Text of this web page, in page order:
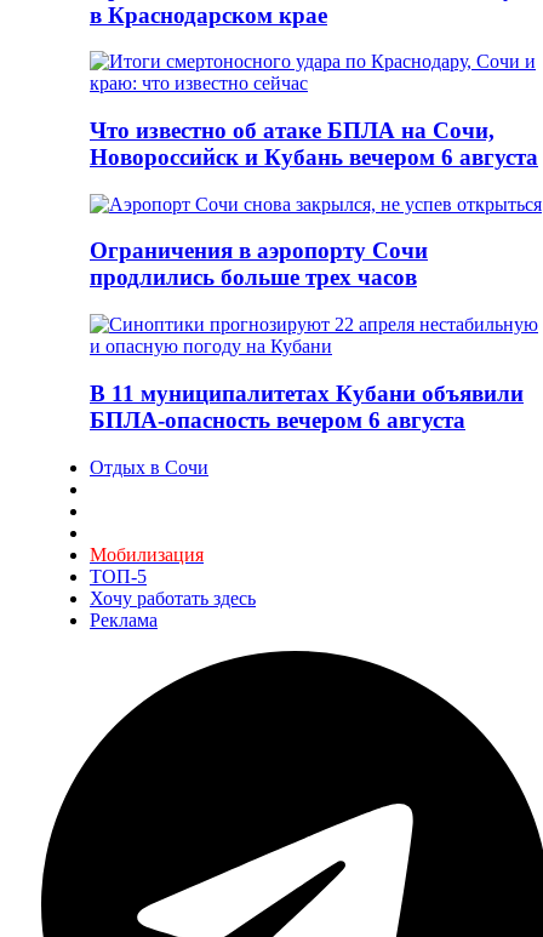
в Краснодарском крае
Что известно об атаке БПЛА на Сочи,
Новороссийск и Кубань вечером 6 августа
Ограничения в аэропорту Сочи
продлились больше трех часов
В 11 муниципалитетах Кубани объявили
БПЛА-опасность вечером 6 августа
Отдых в Сочи
Мобилизация
ТОП-5
Хочу работать здесь
Реклама